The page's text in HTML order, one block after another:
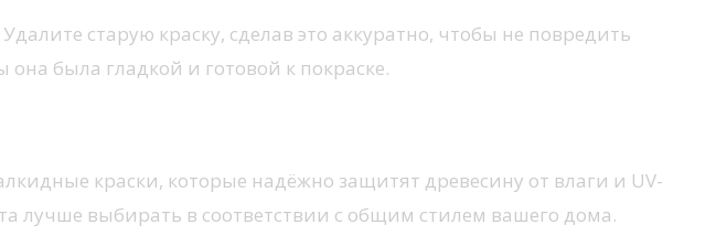
старую краску, сделав это аккуратно, чтобы не повредить
была гладкой и готовой к покраске.
краски, которые надёжно защитят древесину от влаги и UV-
лучше выбирать в соответствии с общим стилем вашего дома.